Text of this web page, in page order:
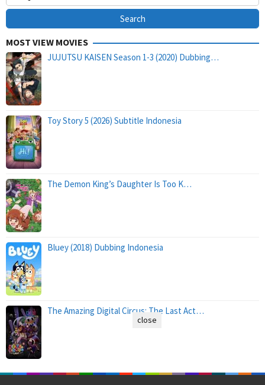
MOST VIEW MOVIES
JUJUTSU KAISEN Season 1-3 (2020) Dubbing…
Toy Story 5 (2026) Subtitle Indonesia
The Demon King’s Daughter Is Too K…
Bluey (2018) Dubbing Indonesia
The Amazing Digital Circus: The Last Act…
close